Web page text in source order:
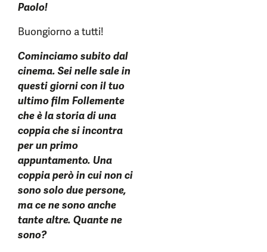
Paolo!
Buongiorno a tutti!
Cominciamo subito dal
cinema. Sei nelle sale in
questi giorni con il tuo
ultimo film Follemente
che è la storia di una
coppia che si incontra
per un primo
appuntamento. Una
coppia però in cui non ci
sono solo due persone,
ma ce ne sono anche
tante altre. Quante ne
sono?